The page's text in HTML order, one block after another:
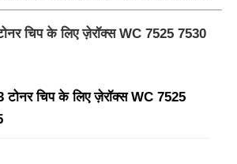
चिप के लिए ज़ेरॉक्स WC 7525 7530
चिप के लिए ज़ेरॉक्स WC 7525